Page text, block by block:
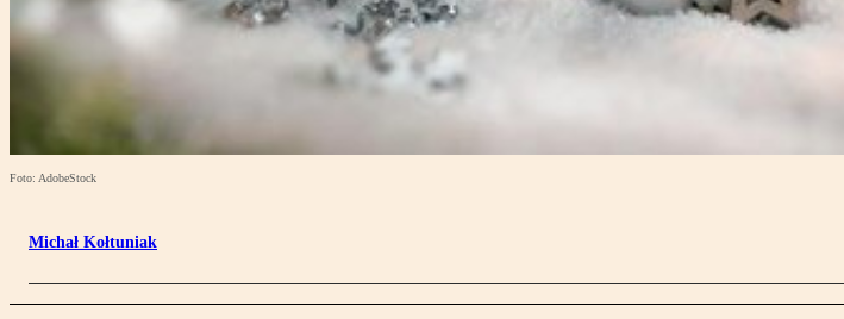
Foto: AdobeStock
Michał Kołtuniak